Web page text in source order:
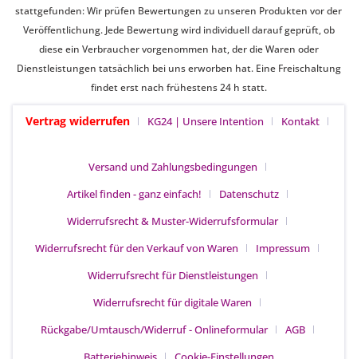
stattgefunden: Wir prüfen Bewertungen zu unseren Produkten vor der
Veröffentlichung. Jede Bewertung wird individuell darauf geprüft, ob
diese ein Verbraucher vorgenommen hat, der die Waren oder
Dienstleistungen tatsächlich bei uns erworben hat. Eine Freischaltung
findet erst nach frühestens 24 h statt.
Vertrag widerrufen KG24 | Unsere Intention Kontakt
Versand und Zahlungsbedingungen
Artikel finden - ganz einfach!
Datenschutz
Widerrufsrecht & Muster-Widerrufsformular
Widerrufsrecht für den Verkauf von Waren
Impressum
Widerrufsrecht für Dienstleistungen
Widerrufsrecht für digitale Waren
Rückgabe/Umtausch/Widerruf - Onlineformular
AGB